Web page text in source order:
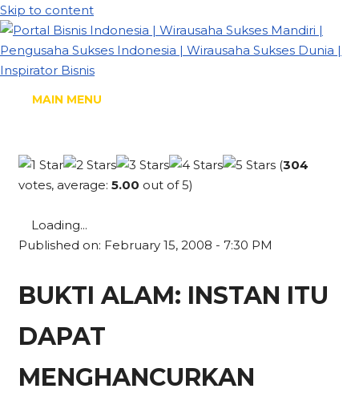
Skip to content
MAIN MENU
(304
votes, average:5.00 out of 5)
Loading...
Published on: February 15, 2008 - 7:30 PM
BUKTI ALAM: INSTAN ITU
DAPAT
MENGHANCURKAN